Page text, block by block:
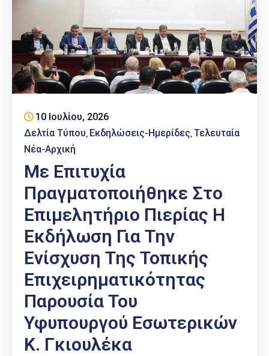
10 Ιουλίου, 2026
Δελτία Τύπου‚ Εκδηλώσεις-Ημερίδες‚ Τελευταία
Νέα-Αρχική
Με Επιτυχία
Πραγματοποιήθηκε Στο
Επιμελητήριο Πιερίας Η
Εκδήλωση Για Την
Ενίσχυση Της Τοπικής
Επιχειρηματικότητας
Παρουσία Του
Υφυπουργού Εσωτερικών
Κ. Γκιουλέκα